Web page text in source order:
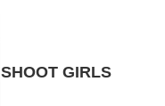
SHOOT GIRLS